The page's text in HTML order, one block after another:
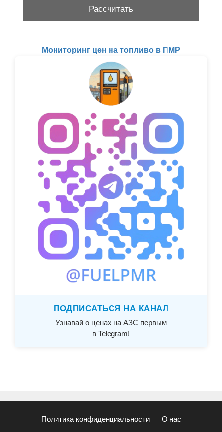
Мониторинг цен на топливо в ПМР
ПОДПИСАТЬСЯ НА КАНАЛ
Узнавай о ценах на АЗС первым
в Telegram!
Политика конфиденциальности О нас